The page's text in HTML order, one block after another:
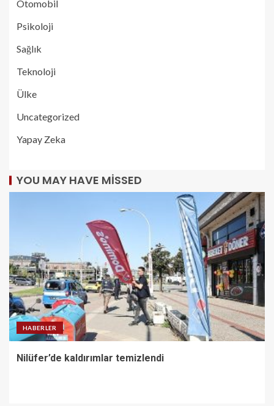
Otomobil
Psikoloji
Sağlık
Teknoloji
Ülke
Uncategorized
Yapay Zeka
YOU MAY HAVE MISSED
HABERLER
Nilüfer’de kaldırımlar temizlendi